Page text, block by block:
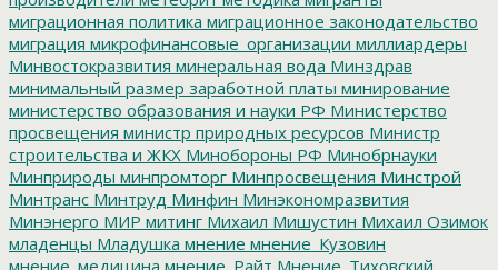
миграционная политика миграционное законодательство
миграция микрофинансовые_организации миллиардеры
Минвостокразвития минеральная вода Минздрав
минимальный размер заработной платы минирование
министерство образования и науки РФ Министерство
просвещения министр природных ресурсов Министр
строительства и ЖКХ Минобороны РФ Минобрнауки
Минприроды минпромторг Минпросвещения Минстрой
Минтранс Минтруд Минфин Минэкономразвития
Минэнерго МИР митинг Михаил Мишустин Михаил Озимок
младенцы Младушка мнение мнение_Кузовин
мнение_медицина мнение_Райт Мнение_Тиховский